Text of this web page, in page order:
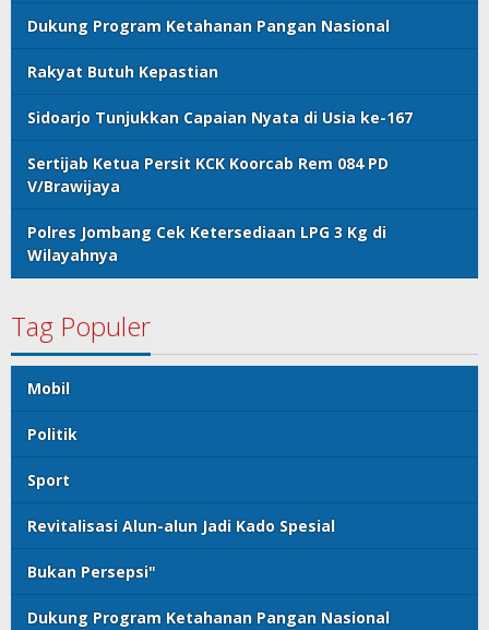
Dukung Program Ketahanan Pangan Nasional
Rakyat Butuh Kepastian
Sidoarjo Tunjukkan Capaian Nyata di Usia ke-167
Sertijab Ketua Persit KCK Koorcab Rem 084 PD
V/Brawijaya
Polres Jombang Cek Ketersediaan LPG 3 Kg di
Wilayahnya
Tag Populer
Mobil
Politik
Sport
Revitalisasi Alun-alun Jadi Kado Spesial
Bukan Persepsi"
Dukung Program Ketahanan Pangan Nasional